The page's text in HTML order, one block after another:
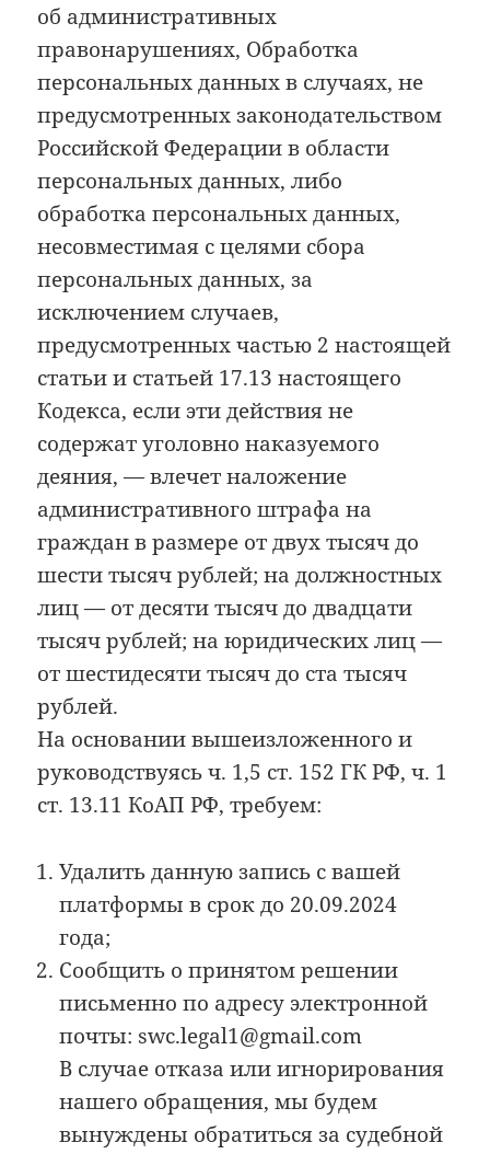
об административных
правонарушениях, Обработка
персональных данных в случаях, не
предусмотренных законодательством
Российской Федерации в области
персональных данных, либо
обработка персональных данных,
несовместимая с целями сбора
персональных данных, за
исключением случаев,
предусмотренных частью 2 настоящей
статьи и статьей 17.13 настоящего
Кодекса, если эти действия не
содержат уголовно наказуемого
деяния, — влечет наложение
административного штрафа на
граждан в размере от двух тысяч до
шести тысяч рублей; на должностных
лиц — от десяти тысяч до двадцати
тысяч рублей; на юридических лиц —
от шестидесяти тысяч до ста тысяч
рублей.
На основании вышеизложенного и
руководствуясь ч. 1,5 ст. 152 ГК РФ, ч. 1
ст. 13.11 КоАП РФ, требуем:
Удалить данную запись с вашей
платформы в срок до 20.09.2024
года;
Сообщить о принятом решении
письменно по адресу электронной
почты: swc.legal1@gmail.com
В случае отказа или игнорирования
нашего обращения, мы будем
вынуждены обратиться за судебной